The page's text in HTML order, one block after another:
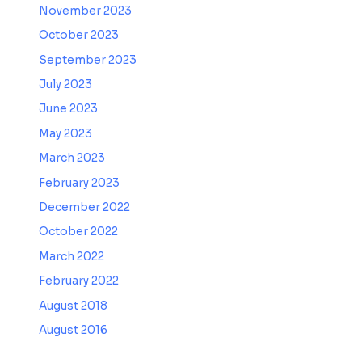
November 2023
October 2023
September 2023
July 2023
June 2023
May 2023
March 2023
February 2023
December 2022
October 2022
March 2022
February 2022
August 2018
August 2016